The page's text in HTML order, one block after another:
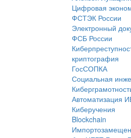
Цифровая
ФСТЭК России
Электронный
ФСБ России
криптография
ГосСОПКА
Социальная
Автоматизация
Киберучения
Blockchain